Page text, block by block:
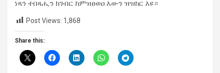
ነጻን ተበጻሒን ክገብር ከምዝፀወዐ እውን ዝዝከር እዩ።
Post Views: 1,868
Share this: